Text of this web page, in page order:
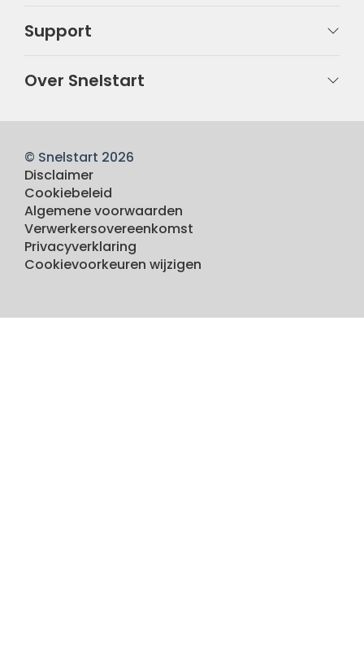
Support
Over Snelstart
© Snelstart 2026
Disclaimer
Cookiebeleid
Algemene voorwaarden
Verwerkersovereenkomst
Privacyverklaring
Cookievoorkeuren wijzigen